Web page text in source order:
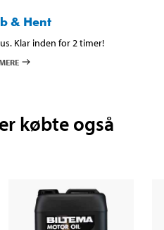
& Hent
Klar inden for 2 timer!
købte også